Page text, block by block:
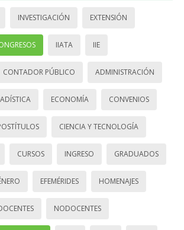
INVESTIGACIÓN EXTENSIÓN
IIATA IIE
CONTADOR PÚBLICO ADMINISTRACIÓN
ECONOMÍA CONVENIOS
CIENCIA Y TECNOLOGÍA
CURSOS INGRESO GRADUADOS
EFEMÉRIDES HOMENAJES
NODOCENTES